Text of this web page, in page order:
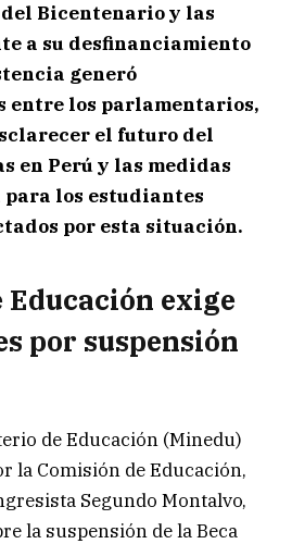
Bicentenario y las
a su desfinanciamiento
generó
entre los parlamentarios,
el futuro del
en Perú y las medidas
para los estudiantes
por esta situación.
Educación exige
por suspensión
de Educación (Minedu)
la Comisión de Educación,
Segundo Montalvo,
la suspensión de la Beca